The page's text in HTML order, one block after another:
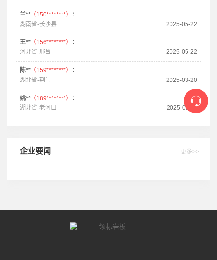
兰**（150********）
：
湖南省-长沙县
2025-05-22
王**（156********）
：
河北省-邢台
2025-05-22
陈**（159********）
：
湖北省-荆门
2025-03-20
姚**（189********）
：
湖北省-老河口
2025-03-11
企业要闻 更多>>